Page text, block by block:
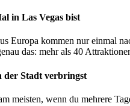
in Las Vegas bist
Europa kommen nur einmal
das: mehr als 40
der Stadt verbringst
meisten, wenn du mehrere